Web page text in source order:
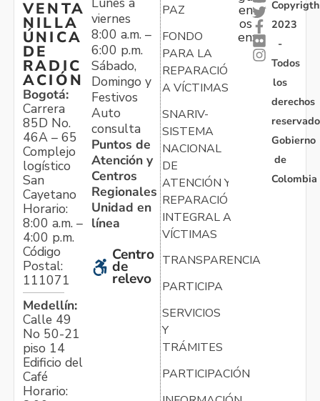
VENTA
NILLA
ÚNICA
DE
RADIC
ACIÓN
Bogotá:
Carrera
85D No.
46A – 65
Complejo
logístico
San
Cayetano
Horario:
8:00 a.m. –
4:00 p.m.
Código
Postal:
111071
Medellín:
Calle 49
No 50-21
piso 14
Edificio del
Café
Horario:
viernes
8:00 a.m. –
6:00 p.m.
Sábado,
Domingo y
Festivos
Auto
consulta
Puntos de
Atención y
Centros
Regionales
Unidad en
línea
Centro
de
relevo
PAZ
FONDO
PARA LA
REPARACIÓN
A VÍCTIMAS
SNARIV-
SISTEMA
NACIONAL
DE
ATENCIÓN Y
REPARACIÓN
INTEGRAL A
VÍCTIMAS
TRANSPARENCIA
PARTICIPA
SERVICIOS
Y
TRÁMITES
PARTICIPACIÓN
en
os
en:
Copyrigth
2023
-
Todos
los
derechos
Gobierno
de
Colombia